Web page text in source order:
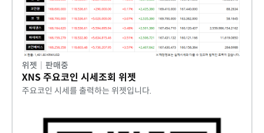
위젯 판매중
XNS 주요코인 시세조회 위젯
주요코인 시세를 출력하는 위젯입니다.